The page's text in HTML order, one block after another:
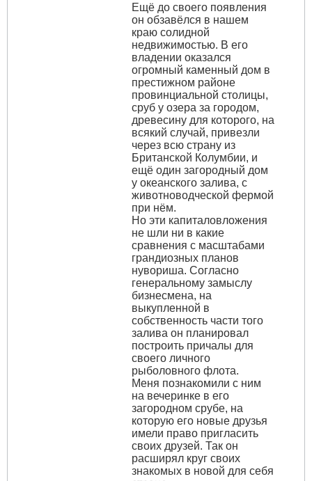
Ещё до своего появления
он обзавёлся в нашем
краю солидной
недвижимостью. В его
владении оказался
огромный каменный дом в
престижном районе
провинциальной столицы,
сруб у озера за городом,
древесину для которого, на
всякий случай, привезли
через всю страну из
Британской Колумбии, и
ещё один загородный дом
у океанского залива, с
животноводческой фермой
при нём.
Но эти капиталовложения
не шли ни в какие
сравнения с масштабами
грандиозных планов
нувориша. Согласно
генеральному замыслу
бизнесмена, на
выкупленной в
собственность части того
залива он планировал
построить причалы для
своего личного
рыболовного флота.
Меня познакомили с ним
на вечеринке в его
загородном срубе, на
которую его новые друзья
имели право пригласить
своих друзей. Так он
расширял круг своих
знакомых в новой для себя